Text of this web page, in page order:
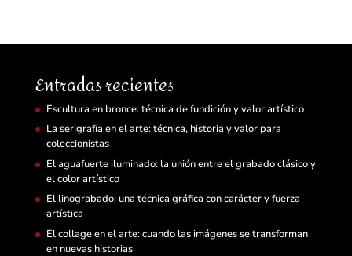
Entradas recientes
Escultura en bronce: técnica de fundición y valor artístico
La serigrafía en el arte: técnica, historia y valor para
coleccionistas
El aguafuerte iluminado: la unión entre el grabado clásico y
el color artístico
El linograbado: una técnica gráfica con carácter y fuerza
artística
El collage en el arte: cuando las imágenes se transforman
en nuevas historias